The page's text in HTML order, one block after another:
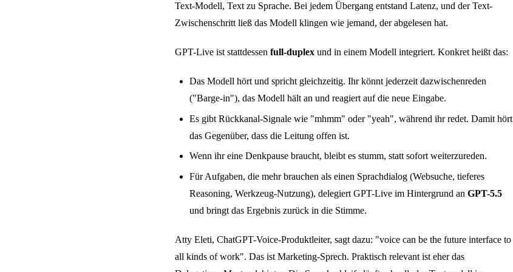
Text-Modell, Text zu Sprache. Bei jedem Übergang entstand Latenz, und der Text-
Zwischenschritt ließ das Modell klingen wie jemand, der abgelesen hat.
GPT-Live ist stattdessen full-duplex und in einem Modell integriert. Konkret heißt das:
Das Modell hört und spricht gleichzeitig. Ihr könnt jederzeit dazwischenreden
("Barge-in"), das Modell hält an und reagiert auf die neue Eingabe.
Es gibt Rückkanal-Signale wie "mhmm" oder "yeah", während ihr redet. Damit hört
das Gegenüber, dass die Leitung offen ist.
Wenn ihr eine Denkpause braucht, bleibt es stumm, statt sofort weiterzureden.
Für Aufgaben, die mehr brauchen als einen Sprachdialog (Websuche, tieferes
Reasoning, Werkzeug-Nutzung), delegiert GPT-Live im Hintergrund an GPT-5.5
und bringt das Ergebnis zurück in die Stimme.
Atty Eleti, ChatGPT-Voice-Produktleiter, sagt dazu: "voice can be the future interface to
all kinds of work". Das ist Marketing-Sprech. Praktisch relevant ist eher das